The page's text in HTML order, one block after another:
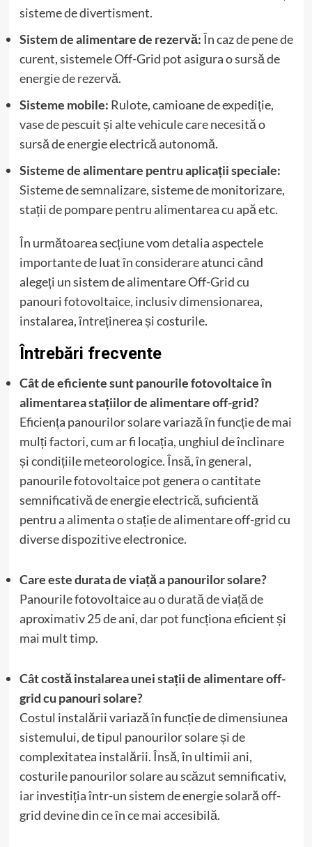
sisteme de divertisment.
Sistem de alimentare de rezervă:În caz de pene de
curent, sistemele Off-Grid pot asigura o sursă de
energie de rezervă.
Sisteme mobile: Rulote, camioane de expediție,
vase de pescuit și alte vehicule care necesită o
sursă de energie electrică autonomă.
Sisteme de alimentare pentru aplicații speciale:
Sisteme de semnalizare, sisteme de monitorizare,
stații de pompare pentru alimentarea cu apă etc.
În următoarea secțiune vom detalia aspectele
importante de luat în considerare atunci când
alegeți un sistem de alimentare Off-Grid cu
panouri fotovoltaice, inclusiv dimensionarea,
instalarea, întreținerea și costurile.
Întrebări frecvente
Cât de eficiente sunt panourile fotovoltaice în
alimentarea stațiilor de alimentare off-grid?
Eficiența panourilor solare variază în funcție de mai
mulți factori, cum ar fi locația, unghiul de înclinare
și condițiile meteorologice. Însă, în general,
panourile fotovoltaice pot genera o cantitate
semnificativă de energie electrică, suficientă
pentru a alimenta o stație de alimentare off-grid cu
diverse dispozitive electronice.
Care este durata de viață a panourilor solare?
Panourile fotovoltaice au o durată de viață de
aproximativ 25 de ani, dar pot funcționa eficient și
mai mult timp.
Cât costă instalarea unei stații de alimentare off-
grid cu panouri solare?
Costul instalării variază în funcție de dimensiunea
sistemului, de tipul panourilor solare și de
complexitatea instalării. Însă, în ultimii ani,
costurile panourilor solare au scăzut semnificativ,
iar investiția într-un sistem de energie solară off-
grid devine din ce în ce mai accesibilă.